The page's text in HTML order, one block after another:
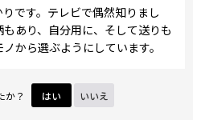
です。テレビで偶然知りまし
あり、自分用に、そして送りも
から選ぶようにしています。
か？ はい いいえ